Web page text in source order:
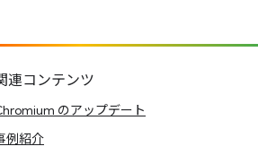
連コンテンツ
のアップデート
例紹介